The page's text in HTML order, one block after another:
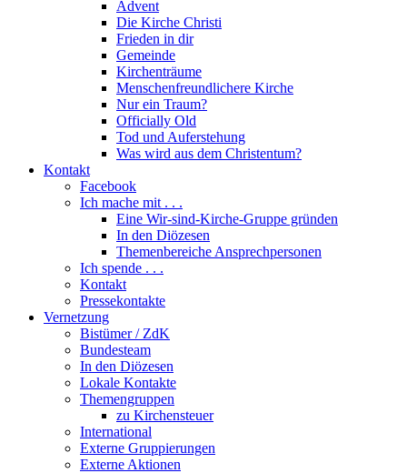
Advent
Die Kirche Christi
Frieden in dir
Gemeinde
Kirchenträume
Menschenfreundlichere Kirche
Nur ein Traum?
Officially Old
Tod und Auferstehung
Was wird aus dem Christentum?
Kontakt
Facebook
Ich mache mit . . .
Eine Wir-sind-Kirche-Gruppe gründen
In den Diözesen
Themenbereiche Ansprechpersonen
Ich spende . . .
Kontakt
Pressekontakte
Vernetzung
Bistümer / ZdK
Bundesteam
In den Diözesen
Lokale Kontakte
Themengruppen
zu Kirchensteuer
International
Externe Gruppierungen
Externe Aktionen